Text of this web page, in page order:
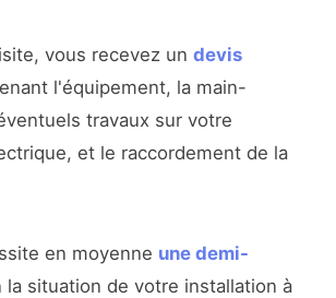
vous recevez un devis
l'équipement, la main-
travaux sur votre
et le raccordement de la
en moyenne une demi-
la situation de votre installation à